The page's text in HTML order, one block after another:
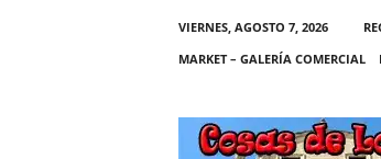
VIERNES, AGOSTO 7, 2026
MARKET – GALERÍA COMERCIAL
C